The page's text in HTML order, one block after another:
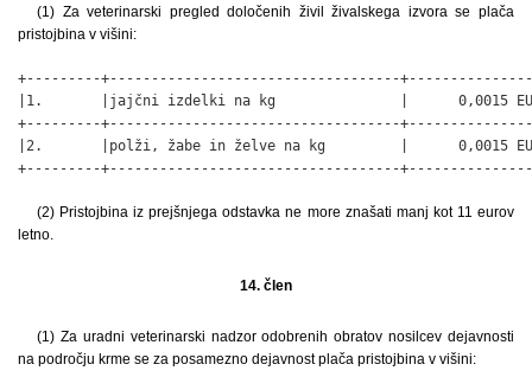
(1) Za veterinarski pregled določenih živil živalskega izvora se plača
pristojbina v višini:
+---------+-----------------------------------
|1.       |jajčni izdelki na kg               |      0,0015
+---------+-----------------------------------
|2.       |polži, žabe in želve na kg         |      0,0015
+---------+-----------------------------------
(2) Pristojbina iz prejšnjega odstavka ne more znašati manj kot 11 eurov
letno.
14. člen
(1) Za uradni veterinarski nadzor odobrenih obratov nosilcev dejavnosti
na področju krme se za posamezno dejavnost plača pristojbina v višini: